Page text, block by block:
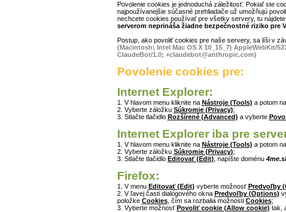
Povolenie cookies je jednoduchá záležitosť. Pokiaľ ste
najpoužívanejšie súčasné prehliadače už umožňujú
nechcete cookies používať pre všetky servery, tu
serverom neprináša žiadne bezpečnostné riziko pre
Postup, ako povoliť cookies pre naše servery, sa líši v
(Macintosh; Intel Mac OS X 10_15_7) AppleWebKit/
ClaudeBot/1.0; +claudebot@anthropic.com)
Povolenie cookies pre:
Internet Explorer:
1. V hlavom menu kliknite na Nástroje (Tools) a potom na
2. Vyberte záložku Súkromie (Privacy);
3. Stlačte tlačidlo Rozšírené (Advanced) a vyberte
Internet Explorer iba pre
1. V hlavom menu kliknite na Nástroje (Tools) a potom na
2. Vyberte záložku Súkromie (Privacy);
3. Stlačte tlačidlo Editovať (Edit) , napíšte doménu
Firefox:
1. V menu Editovať (Edit) vyberte možnosťPredvoľby
2. V ľavej časti dialógového okna Predvoľby (Options)
položke Cookies, čím sa rozbalia možnosti Cookies;
3. Vyberte možnosťPovoliť cookie (Allow cookie) tak,